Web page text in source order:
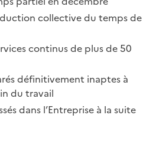
collective du temps de
continus de plus de 50
définitivement inaptes à
du travail
dans l’Entreprise à la suite